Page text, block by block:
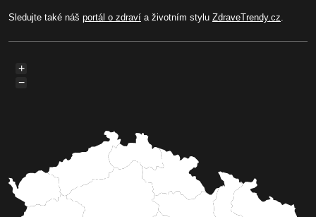
Sledujte také náš portál o zdraví a životním stylu ZdraveTrendy.cz
+
−